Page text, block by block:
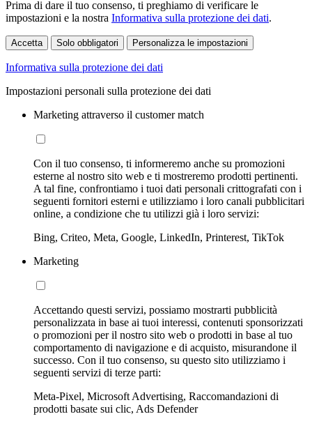
Prima di dare il tuo consenso, ti preghiamo di verificare le
impostazioni e la nostra Informativa sulla protezione dei dati.
Accetta Solo obbligatori Personalizza le impostazioni
Informativa sulla protezione dei dati
Impostazioni personali sulla protezione dei dati
Marketing attraverso il customer match
Con il tuo consenso, ti informeremo anche su promozioni
esterne al nostro sito web e ti mostreremo prodotti pertinenti.
A tal fine, confrontiamo i tuoi dati personali crittografati con i
seguenti fornitori esterni e utilizziamo i loro canali pubblicitari
online, a condizione che tu utilizzi già i loro servizi:
Bing, Criteo, Meta, Google, LinkedIn, Printerest, TikTok
Marketing
Accettando questi servizi, possiamo mostrarti pubblicità
personalizzata in base ai tuoi interessi, contenuti sponsorizzati
o promozioni per il nostro sito web o prodotti in base al tuo
comportamento di navigazione e di acquisto, misurandone il
successo. Con il tuo consenso, su questo sito utilizziamo i
seguenti servizi di terze parti:
Meta-Pixel, Microsoft Advertising, Raccomandazioni di
prodotti basate sui clic, Ads Defender